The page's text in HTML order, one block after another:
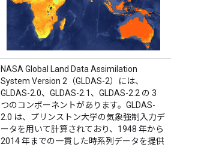
NASA Global Land Data Assimilation
System Version 2（GLDAS-2）には、
GLDAS-2.0、GLDAS-2.1、GLDAS-2.2 の 3
つのコンポーネントがあります。GLDAS-
2.0 は、プリンストン大学の気象強制入力デ
ータを用いて計算されており、1948 年から
2014 年までの一貫した時系列データを提供